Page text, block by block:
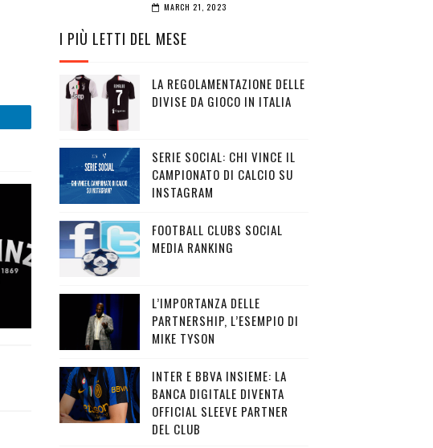
MARCH 21, 2023
I PIÙ LETTI DEL MESE
LA REGOLAMENTAZIONE DELLE
DIVISE DA GIOCO IN ITALIA
SERIE SOCIAL: CHI VINCE IL
CAMPIONATO DI CALCIO SU
INSTAGRAM
FOOTBALL CLUBS SOCIAL
MEDIA RANKING
L’IMPORTANZA DELLE
PARTNERSHIP, L’ESEMPIO DI
MIKE TYSON
INTER E BBVA INSIEME: LA
BANCA DIGITALE DIVENTA
OFFICIAL SLEEVE PARTNER
DEL CLUB